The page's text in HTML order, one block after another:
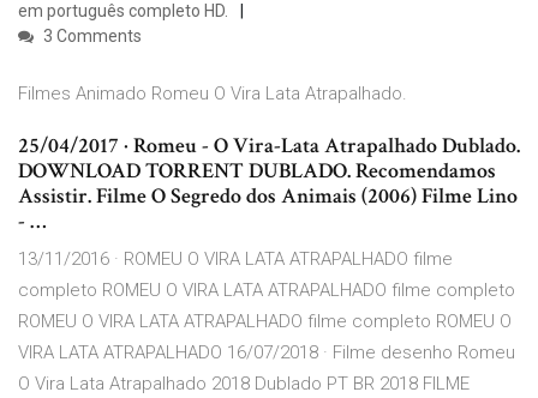
em português completo HD.
3 Comments
Filmes Animado Romeu O Vira Lata Atrapalhado.
25/04/2017 · Romeu - O Vira-Lata Atrapalhado Dublado.
DOWNLOAD TORRENT DUBLADO. Recomendamos
Assistir. Filme O Segredo dos Animais (2006) Filme Lino
- …
13/11/2016 · ROMEU O VIRA LATA ATRAPALHADO filme
completo ROMEU O VIRA LATA ATRAPALHADO filme completo
ROMEU O VIRA LATA ATRAPALHADO filme completo ROMEU O
VIRA LATA ATRAPALHADO 16/07/2018 · Filme desenho Romeu
O Vira Lata Atrapalhado 2018 Dublado PT BR 2018 FILME